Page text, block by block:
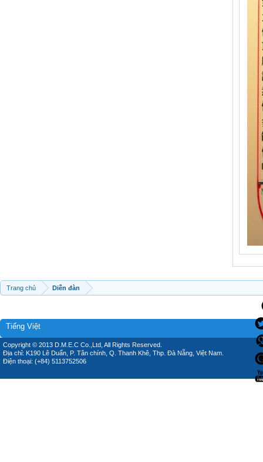
Trang chủ Diễn đàn
Tiếng Việt
Copyright © 2013 D.M.E.C Co.,Ltd, All Rights Reserved.
Địa chỉ: K190 Lê Duẩn, P. Tân chính, Q. Thanh Khê, Thp. Đà Nẵng, Việt Nam.
Điện thoại: (+84) 5113752506